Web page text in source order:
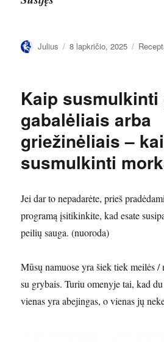
Autorius
Julius Paskelbta
8 lapkričio, 2025
Kaip susmulkinti
gabalėliais arba
griežinėliais –
susmulkinti
Jei dar to nepadarėte, prieš
programą įsitikinkite, kad esate
peilių sauga. (nuoroda)
Mūsų namuose yra šiek tiek meilės /
su grybais. Turiu omenyje tai, kad
vienas yra abejingas, o vienas jų